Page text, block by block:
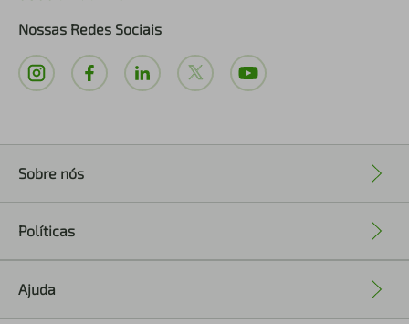
Nossas Redes Sociais
Sobre nós
Políticas
Ajuda